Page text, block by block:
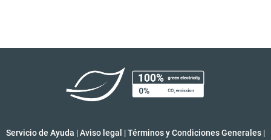
Servicio de Ayuda |Aviso legal |Términos y Condiciones Generales |